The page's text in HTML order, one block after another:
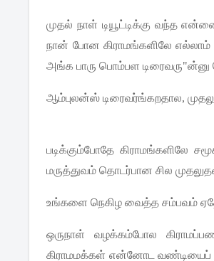
முதல் நாள் டியூட்டிக்கு வந்த
நான் போன கிராமங்களிலே எல்லாம்
அங்க பாரு பொம்பள டிரைவரு"ன்னு
ஆம்புலன்ஸ் டிரைவர்ங்கறதால,
படிக்கும்போதே கிராமங்களிலே
மருத்துவம் தொடர்பான சில
உங்களை நெகிழ வைத்த சம்பவம்
ஒருநாள் வழக்கம்போல
கிராமமக்கள் என்னோட வண்டியைப்